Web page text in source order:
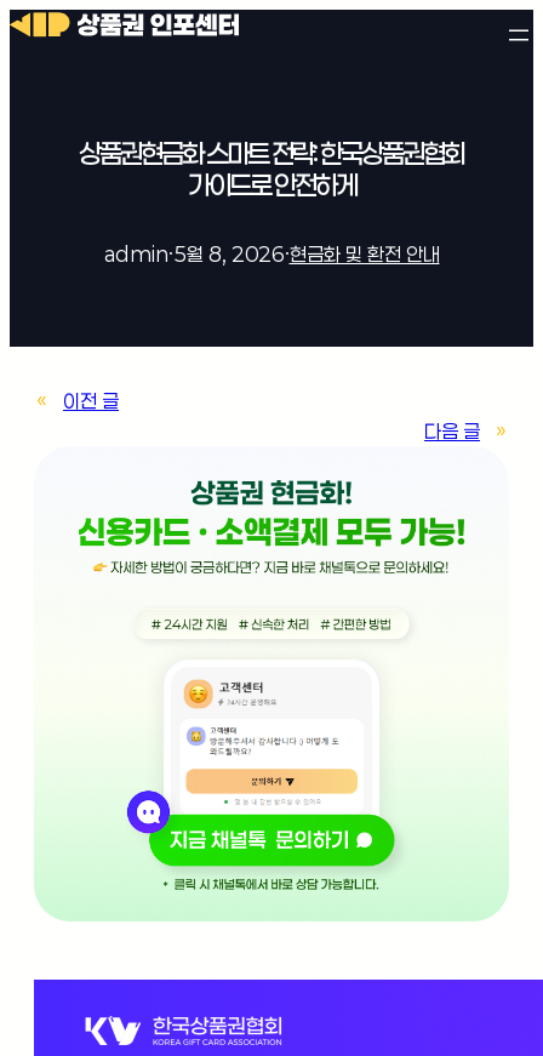
상품권현금화 스마트 전략: 한국상품권협회
가이드로 안전하게
admin·5월 8, 2026·현금화 및 환전 안내
«
이전 글
다음 글
»